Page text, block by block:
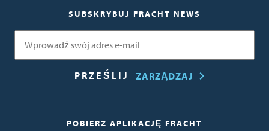
SUBSKRYBUJ FRACHT NEWS
ZARZĄDZAJ
POBIERZ APLIKACJĘ FRACHT